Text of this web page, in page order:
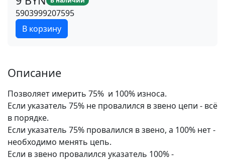
5903999207595
В корзину
Описание
Позволяет имерить 75% и 100% износа.
Если указатель 75% не провалился в звено цепи - всё
в порядке.
Если указатель 75% провалился в звено, а 100% нет -
необходимо менять цепь.
Если в звено провалился указатель 100% -